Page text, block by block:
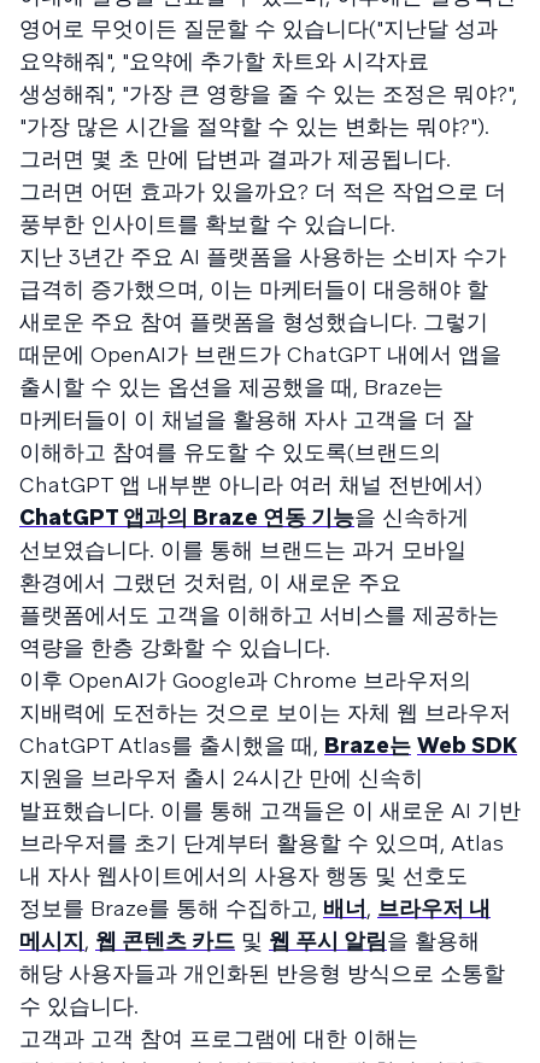
영어로 무엇이든 질문할 수 있습니다("지난달 성과
요약해줘", "요약에 추가할 차트와 시각자료
생성해줘", "가장 큰 영향을 줄 수 있는 조정은 뭐야?",
"가장 많은 시간을 절약할 수 있는 변화는 뭐야?").
그러면 몇 초 만에 답변과 결과가 제공됩니다.
그러면 어떤 효과가 있을까요? 더 적은 작업으로 더
풍부한 인사이트를 확보할 수 있습니다.
지난 3년간 주요 AI 플랫폼을 사용하는 소비자 수가
급격히 증가했으며, 이는 마케터들이 대응해야 할
새로운 주요 참여 플랫폼을 형성했습니다. 그렇기
때문에 OpenAI가 브랜드가 ChatGPT 내에서 앱을
출시할 수 있는 옵션을 제공했을 때, Braze는
마케터들이 이 채널을 활용해 자사 고객을 더 잘
이해하고 참여를 유도할 수 있도록(브랜드의
ChatGPT 앱 내부뿐 아니라 여러 채널 전반에서)
ChatGPT 앱과의 Braze 연동 기능을 신속하게
선보였습니다. 이를 통해 브랜드는 과거 모바일
환경에서 그랬던 것처럼, 이 새로운 주요
플랫폼에서도 고객을 이해하고 서비스를 제공하는
역량을 한층 강화할 수 있습니다.
이후 OpenAI가 Google과 Chrome 브라우저의
지배력에 도전하는 것으로 보이는 자체 웹 브라우저
ChatGPT Atlas를 출시했을 때, Braze는 Web SDK
지원을 브라우저 출시 24시간 만에 신속히
발표했습니다. 이를 통해 고객들은 이 새로운 AI 기반
브라우저를 초기 단계부터 활용할 수 있으며, Atlas
내 자사 웹사이트에서의 사용자 행동 및 선호도
정보를 Braze를 통해 수집하고, 배너, 브라우저 내
메시지, 웹 콘텐츠 카드 및 웹 푸시 알림을 활용해
해당 사용자들과 개인화된 반응형 방식으로 소통할
수 있습니다.
고객과 고객 참여 프로그램에 대한 이해는